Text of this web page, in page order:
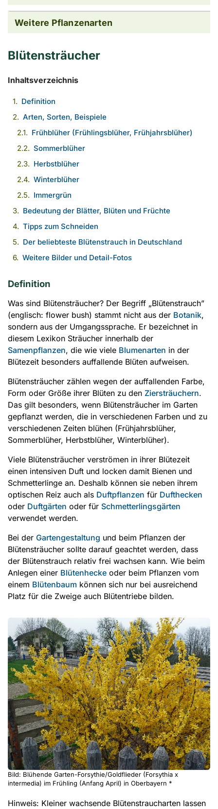
Weitere Pflanzenarten
Blütensträucher
Inhaltsverzeichnis
Definition
Arten, Sorten, Beispiele
Frühblüher (Frühlingsblüher, Frühjahrsblüher)
Sommerblüher
Herbstblüher
Winterblüher
Immergrün
Bedeutung der Blätter, Blüten und Früchte
Tipps zum Schneiden
Der beliebteste Blütenstrauch in Deutschland
Weitere Bilder und Detail-Fotos
Definition
Was sind Blütensträucher? Der Begriff „Blütenstrauch”
(englisch: flower bush) stammt nicht aus der Botanik,
sondern aus der Umgangssprache. Er bezeichnet in
diesem Lexikon Sträucher innerhalb der
Samenpflanzen, die wie viele Blumenarten in der
Blütezeit besonders auffallende Blüten aufweisen.
Blütensträucher zählen wegen der auffallenden Farbe,
Form oder Größe ihrer Blüten zu den Ziersträuchern.
Das gilt besonders, wenn Blütensträucher im Garten
gepflanzt werden, die in verschiedenen Farben und zu
verschiedenen Zeiten blühen (Frühjahrsblüher,
Sommerblüher, Herbstblüher, Winterblüher).
Viele Blütensträucher verströmen in ihrer Blütezeit
einen intensiven Duft und locken damit Bienen und
Schmetterlinge an. Deshalb können sie neben ihrem
optischen Reiz auch als Duftpflanzen für Dufthecken
oder Duftgärten oder für Schmetterlingsgärten
verwendet werden.
Bei der Gartengestaltung und beim Pflanzen der
Blütensträucher sollte darauf geachtet werden, dass
der Blütenstrauch relativ frei wachsen kann. Wie beim
Anlegen einer Blütenhecke oder beim Pflanzen vom
einem Blütenbaum können sich nur bei ausreichend
Platz für die Zweige auch Blütentriebe bilden.
Bild: Blühende Garten-Forsythie/Goldflieder (Forsythia x
intermedia) im Frühling (Anfang April) in Oberbayern *
Hinweis: Kleiner wachsende Blütenstraucharten lassen